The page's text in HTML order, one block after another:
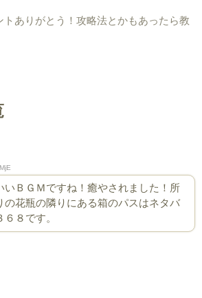
ありがとう！攻略法とかもあったら教
いＢＧＭですね！癒やされました！所
の花瓶の隣りにある箱のパスはネタバ
８です。